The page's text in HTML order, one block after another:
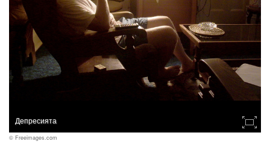
Депресията
© Freeimages.com